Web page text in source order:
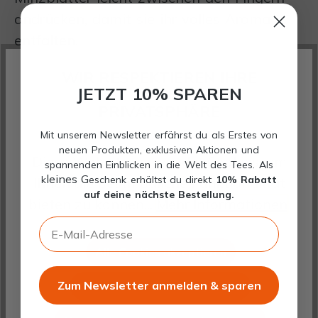
andrücken, damit sie ihr volles Aroma
entfalten.
Eistee verfeinern
Erdbeeren, Minze und Zitronensaft zum
Tee geben. Nach Belieben mit etwas
Honig oder Agavendicksaft abrunden.
Servieren
Gläser mit Eiswürfeln füllen, den Eistee
Diese Website verwendet Cookies, um
Ihnen die bestmögliche Funktionalität
bieten zu können...Mehr Informationen
Alle Cookies akzeptieren
Gewählte Cookies akzeptieren
JETZT 10% SPAREN
Mit unserem Newsletter erfährst du als Erstes von
neuen Produkten, exklusiven Aktionen und
spannenden Einblicken in die Welt des Tees. Als
kleines Geschenk erhältst du direkt 10% Rabatt
auf deine nächste Bestellung.
E-Mail-Adresse
Zum Newsletter anmelden & sparen